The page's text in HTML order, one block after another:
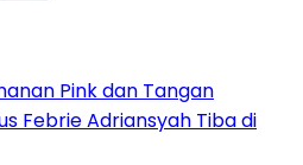
Pink dan Tangan
Febrie Adriansyah Tiba di